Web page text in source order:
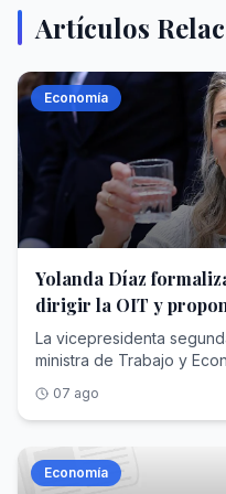
Artículos
Economía
Yolanda Díaz
dirigir la OIT y
de Derechos
La vicepresidenta
ministra de Trabajo y
general de la
(OIT) , según ha
Días y ha confirmado
Díaz para dirigir la OIT,
07 ago
Economía